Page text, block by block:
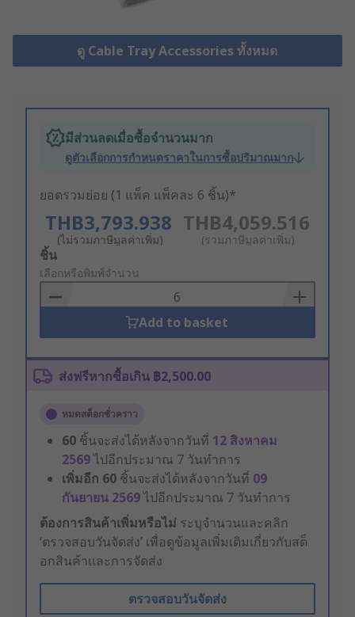
ดู Cable Tray Accessories ทั้งหมด
มีส่วนลดเมื่อซื้อจำนวนมาก
ดูตัวเลือกการกำหนดราคาในการซื้อปริมาณมาก
ยอดรวมย่อย (1 แพ็ค แพ็คละ 6 ชิ้น)*
THB3,793.938
(ไม่รวมภาษีมูลค่าเพิ่ม)
THB4,059.516
(รวมภาษีมูลค่าเพิ่ม)
Add
to
Basket
ชิ้น
เลือกหรือพิมพ์จำนวน
Add to basket
ส่งฟรีหากซื้อเกิน ฿2,500.00
หมดสต็อกชั่วคราว
60 ชิ้นจะส่งได้หลังจากวันที่ 12 สิงหาคม
2569ไปอีกประมาณ 7 วันทำการ
เพิ่มอีก 60 ชิ้นจะส่งได้หลังจากวันที่ 09
กันยายน 2569ไปอีกประมาณ 7 วันทำการ
ต้องการสินค้าเพิ่มหรือไม่ ระบุจำนวนและคลิก
‘ตรวจสอบวันจัดส่ง’ เพื่อดูข้อมูลเพิ่มเติมเกี่ยวกับสต็
อกสินค้าและการจัดส่ง
ตรวจสอบวันจัดส่ง